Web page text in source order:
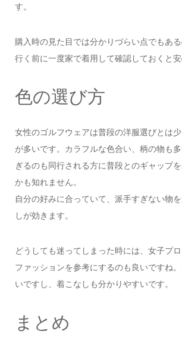
す。
購入時の見た目では分かりづらい点でもあ
行く前に一度家で着用して確認しておくと安
色の選び方
女性のゴルフウェアは普段の洋服選びとは
が多いです。カラフルな色合い、柄の物も
ぎるのも同行される方に普段とのギャップ
かも知れません。
自分の好みに合っていて、派手すぎない物
しが効きます。
どうしても迷ってしまった時には、女子プ
ファッションを参考にするのも良いですね
いですし、着こなしも分かりやすいです。
まとめ